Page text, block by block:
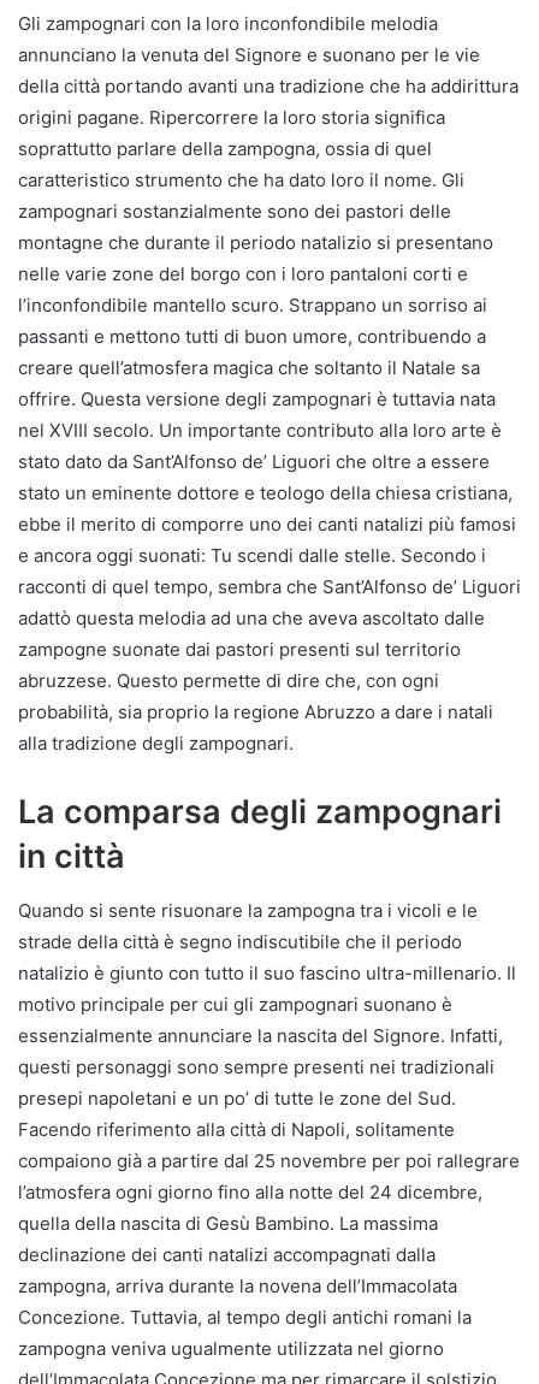
Gli zampognari con la loro inconfondibile melodia
annunciano la venuta del Signore e suonano per le vie
della città portando avanti una tradizione che ha addirittura
origini pagane. Ripercorrere la loro storia significa
soprattutto parlare della zampogna, ossia di quel
caratteristico strumento che ha dato loro il nome. Gli
zampognari sostanzialmente sono dei pastori delle
montagne che durante il periodo natalizio si presentano
nelle varie zone del borgo con i loro pantaloni corti e
l’inconfondibile mantello scuro. Strappano un sorriso ai
passanti e mettono tutti di buon umore, contribuendo a
creare quell’atmosfera magica che soltanto il Natale sa
offrire. Questa versione degli zampognari è tuttavia nata
nel XVIII secolo. Un importante contributo alla loro arte è
stato dato da Sant’Alfonso de’ Liguori che oltre a essere
stato un eminente dottore e teologo della chiesa cristiana,
ebbe il merito di comporre uno dei canti natalizi più famosi
e ancora oggi suonati: Tu scendi dalle stelle. Secondo i
racconti di quel tempo, sembra che Sant’Alfonso de’ Liguori
adattò questa melodia ad una che aveva ascoltato dalle
zampogne suonate dai pastori presenti sul territorio
abruzzese. Questo permette di dire che, con ogni
probabilità, sia proprio la regione Abruzzo a dare i natali
alla tradizione degli zampognari.
La comparsa degli zampognari
in città
Quando si sente risuonare la zampogna tra i vicoli e le
strade della città è segno indiscutibile che il periodo
natalizio è giunto con tutto il suo fascino ultra-millenario. Il
motivo principale per cui gli zampognari suonano è
essenzialmente annunciare la nascita del Signore. Infatti,
questi personaggi sono sempre presenti nei tradizionali
presepi napoletani e un po’ di tutte le zone del Sud.
Facendo riferimento alla città di Napoli, solitamente
compaiono già a partire dal 25 novembre per poi rallegrare
l’atmosfera ogni giorno fino alla notte del 24 dicembre,
quella della nascita di Gesù Bambino. La massima
declinazione dei canti natalizi accompagnati dalla
zampogna, arriva durante la novena dell’Immacolata
Concezione. Tuttavia, al tempo degli antichi romani la
zampogna veniva ugualmente utilizzata nel giorno